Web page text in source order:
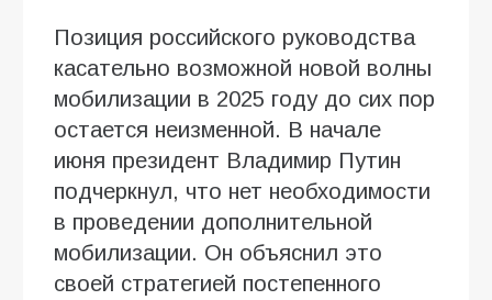
Позиция российского руководства
касательно возможной новой волны
мобилизации в 2025 году до сих пор
остается неизменной. В начале
июня президент Владимир Путин
подчеркнул, что нет необходимости
в проведении дополнительной
мобилизации. Он объяснил это
своей стратегией постепенного